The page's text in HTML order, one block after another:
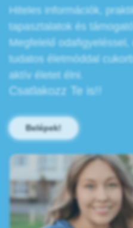
Hiteles információk,
tapasztalatok és
Megfelelő
tudatos életmóddal
aktív életet élni.
Csatlakozz Te is!!
Belépek!